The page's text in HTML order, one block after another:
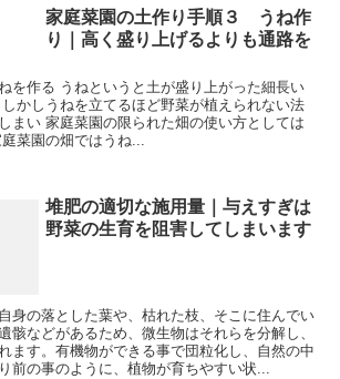
家庭菜園の土作り手順３ うね作
り｜高く盛り上げるよりも通路を
を作る うねというと土が盛り上がった細長い
かしうねを立てるほど野菜が植えられない法
まい 家庭菜園の限られた畑の使い方としては
菜園の畑ではうね...
堆肥の適切な施用量｜与えすぎは
野菜の生育を阻害してしまいます
身の落とした葉や、枯れた枝、そこに住んでい
骸などがあるため、微生物はそれらを分解し、
ます。有機物ができる事で団粒化し、自然の中
前の事のように、植物が育ちやすい状...